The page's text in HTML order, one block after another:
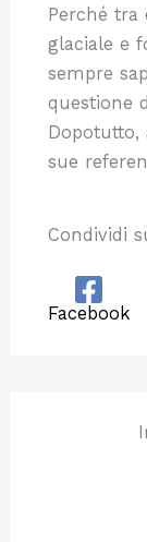
Perché tra
glaciale e
sempre
questione
Dopotutto,
sue
Condividi
Facebook